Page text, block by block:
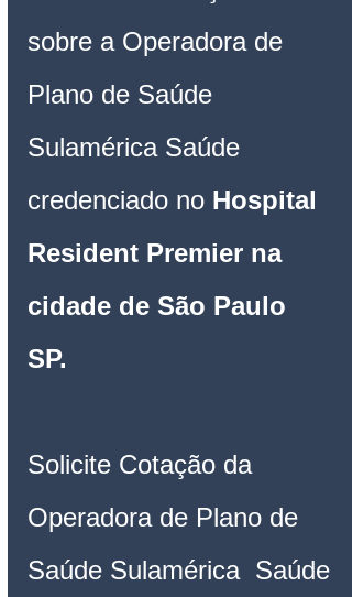
sobre a Operadora de
Plano de Saúde
Sulamérica Saúde
credenciado no Hospital
Resident Premier na
cidade de São Paulo
SP.
Solicite Cotação da
Operadora de Plano de
Saúde Sulamérica Saúde